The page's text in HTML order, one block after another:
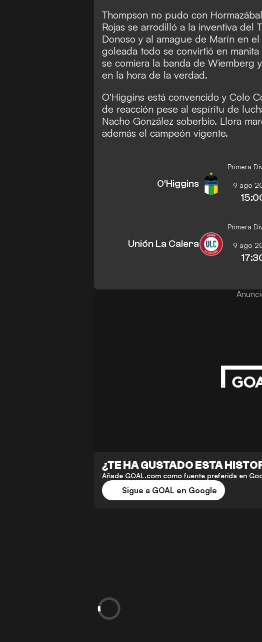
Thompson no pudo con
Rojas se arrodilló a la inventiva del
Donoso y al amague de Marín en
goleada todo se convirtió en
se comiera la banda de Wiemberg
en la hora de la verdad.
O'Higgins está convencido y Colo
de reacción pese al espíritu de
Nacho González soberbio. Llora
además el campeón vigente.
Primera
O'Higgins 9 ago
Primera
Unión La Calera 9 ago
¿TE HA GUSTADO ESTA
Añade GOAL.com como fuente preferida en
Sigue a GOAL en Google